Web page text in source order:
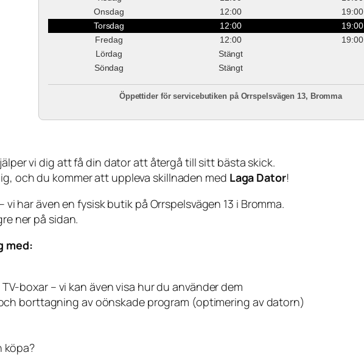
Onsdag
12:00
19:00
Torsdag
12:00
19:00
Fredag
12:00
19:00
Lördag
Stängt
Söndag
Stängt
Öppettider för servicebutiken på Orrspelsvägen 13, Bromma
vi dig att få din dator att återgå till sitt bästa skick.
och du kommer att uppleva skillnaden med Laga Dator!
har även en fysisk butik på Orrspelsvägen 13 i Bromma.
ner på sidan.
med:
boxar – vi kan även visa hur du använder dem
borttagning av oönskade program (optimering av datorn)
köpa?